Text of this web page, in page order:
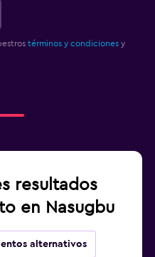
términos y condiciones y
resultados
en Nasugbu
alternativos